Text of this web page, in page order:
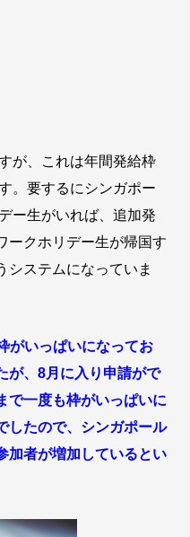
が、これは年間発給枠
。要するにシンガポー
ー生がいれば、追加発
ークホリデー生が帰国す
システムになっていま
がいっぱいになってお
が、8月に入り申請がで
で一度も枠がいっぱいに
したので、シンガポール
加者が増加しているとい